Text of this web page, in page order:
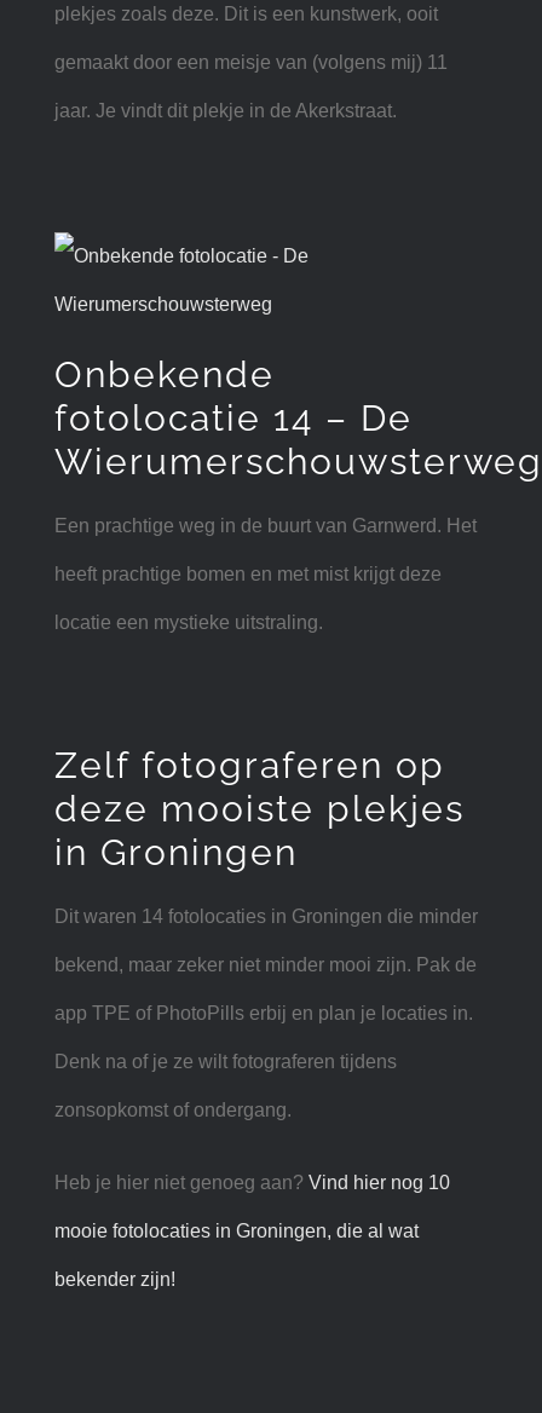
plekjes zoals deze. Dit is een kunstwerk, ooit
gemaakt door een meisje van (volgens mij) 11
jaar. Je vindt dit plekje in de Akerkstraat.
Onbekende
fotolocatie 14 – De
Wierumerschouwsterweg
Een prachtige weg in de buurt van Garnwerd. Het
heeft prachtige bomen en met mist krijgt deze
locatie een mystieke uitstraling.
Zelf fotograferen op
deze mooiste plekjes
in Groningen
Dit waren 14 fotolocaties in Groningen die minder
bekend, maar zeker niet minder mooi zijn. Pak de
app TPE of PhotoPills erbij en plan je locaties in.
Denk na of je ze wilt fotograferen tijdens
zonsopkomst of ondergang.
Heb je hier niet genoeg aan? Vind hier nog 10
mooie fotolocaties in Groningen, die al wat
bekender zijn!